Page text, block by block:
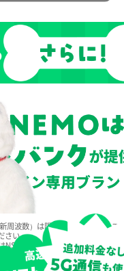
周波数）は限定エリアで提供。エ
さい。
NSA⽅式のみご利⽤いただけます。
制御の場合あり。
利⽤するためには、5G対応端末が